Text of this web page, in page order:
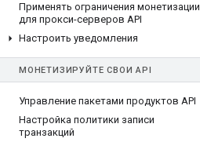
Применять ограничения монетизации
для прокси-серверов API
Настроить уведомления
МОНЕТИЗИРУЙТЕ СВОИ API
Управление пакетами продуктов API
Настройка политики записи
транзакций